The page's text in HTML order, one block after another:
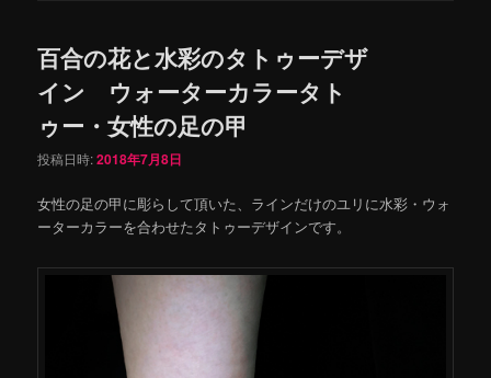
百合の花と水彩のタトゥーデザ
イン ウォーターカラータト
ゥー・女性の足の甲
投稿日時:2018年7月8日
女性の足の甲に彫らして頂いた、ラインだけのユリに水彩・ウォ
ーターカラーを合わせたタトゥーデザインです。